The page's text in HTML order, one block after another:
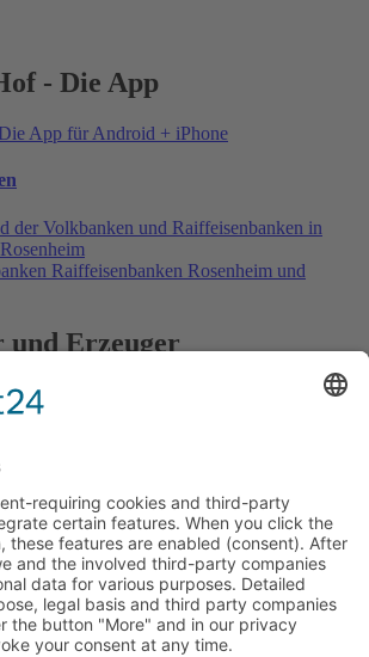
- Die App
Raiffeisenbanken Rosenheim und
Erzeuger
mit